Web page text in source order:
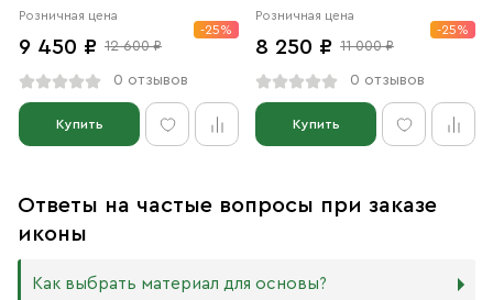
чернение, родий
Розничная цена
9 450 ₽ 12 600 ₽
-25%
0 отзывов
Купить
чернение
Розничная цена
8 250 ₽ 11 000 ₽
-25%
0 отзывов
Купить
Ответы на частые вопросы при заказе
иконы
Как выбрать материал для основы?